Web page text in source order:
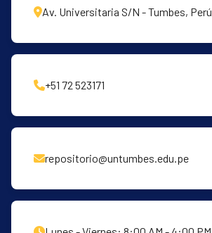
Av. Universitaria S/N - Tumbes, Perú
+51 72 523171
repositorio@untumbes.edu.pe